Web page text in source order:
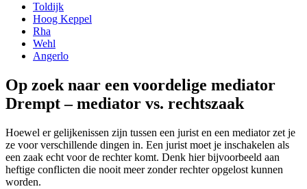
Toldijk
Hoog Keppel
Rha
Wehl
Angerlo
Op zoek naar een voordelige mediator
Drempt – mediator vs. rechtszaak
Hoewel er gelijkenissen zijn tussen een jurist en een mediator zet je
ze voor verschillende dingen in. Een jurist moet je inschakelen als
een zaak echt voor de rechter komt. Denk hier bijvoorbeeld aan
heftige conflicten die nooit meer zonder rechter opgelost kunnen
worden.